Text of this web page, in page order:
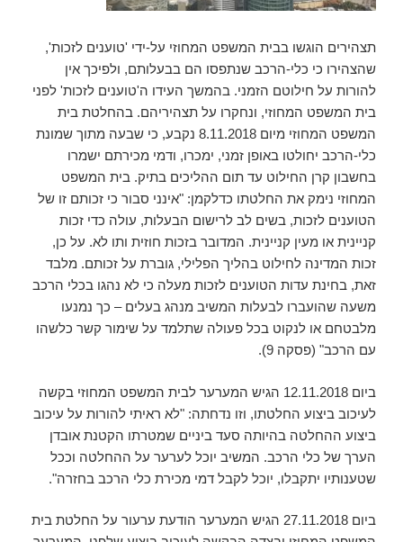
תצהירים הוגשו בבית המשפט המחוזי על-ידי 'טוענים לזכות',
שהצהירו כי כלי-הרכב שנתפסו הם בבעלותם, ולפיכך אין
להורות על חילוטם הזמני. בהמשך העידו ה'טוענים לזכות' לפני
בית המשפט המחוזי, ונחקרו על תצהיריהם. בהחלטת בית
המשפט המחוזי מיום 8.11.2018 נקבע, כי שבעה מתוך שמונת
כלי-הרכב יחולטו באופן זמני, ימכרו, ודמי מכירתם ישמרו
בחשבון קרן החילוט עד תום ההליכים בתיק. בית המשפט
המחוזי נימק את החלטתו כדלקמן: "אינני סבור כי זכותם זו של
הטוענים לזכות, בשים לב לרישום הבעלות, עולה כדי זכות
קניינית או מעין קניינית. המדובר בזכות חוזית ותו לא. על כן,
זכות המדינה לחילוט בהליך הפלילי, גוברת על זכותם. מלבד
זאת, בחינת עדות הטוענים לזכות מעלה כי לא נהגו בכלי הרכב
משעה שהועברו לבעלות המשיב מנהג בעלים – כך נמנעו
מלבטחם או לנקוט בכל פעולה שתלמד על שימור קשר כלשהו
עם הרכב" (פסקה 9).
ביום 12.11.2018 הגיש המערער לבית המשפט המחוזי בקשה
לעיכוב ביצוע החלטתו, וזו נדחתה: "לא ראיתי להורות על עיכוב
ביצוע ההחלטה בהיותה סעד ביניים שמטרתו הקטנת אובדן
הערך של כלי הרכב. המשיב יוכל לערער על ההחלטה וככל
שטענותיו יתקבלו, יוכל לקבל דמי מכירת כלי הרכב בחזרה".
ביום 27.11.2018 הגיש המערער הודעת ערעור על החלטת בית